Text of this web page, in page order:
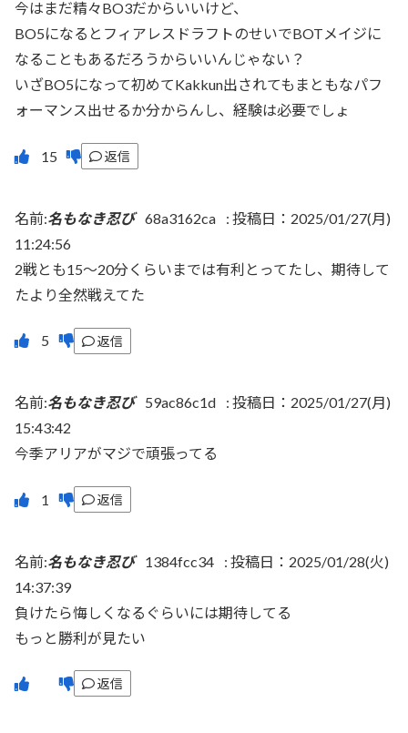
今はまだ精々BO3だからいいけど、
BO5になるとフィアレスドラフトのせいでBOTメイジに
なることもあるだろうからいいんじゃない？
いざBO5になって初めてKakkun出されてもまともなパフ
ォーマンス出せるか分からんし、経験は必要でしょ
返信
名前:名もなき忍び 68a3162ca : 投稿日：2025/01/27(月)
11:24:56
2戦とも15～20分くらいまでは有利とってたし、期待して
たより全然戦えてた
返信
名前:名もなき忍び 59ac86c1d : 投稿日：2025/01/27(月)
15:43:42
今季アリアがマジで頑張ってる
返信
名前:名もなき忍び 1384fcc34 : 投稿日：2025/01/28(火)
14:37:39
負けたら悔しくなるぐらいには期待してる
もっと勝利が見たい
返信